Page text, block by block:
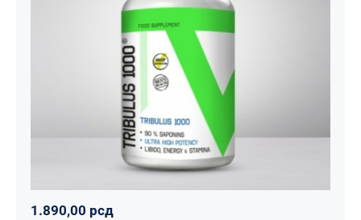
Tribulus 1000
Svi proizvodi Vitalikum
1.890,00 рсд
1.890,00 рсд